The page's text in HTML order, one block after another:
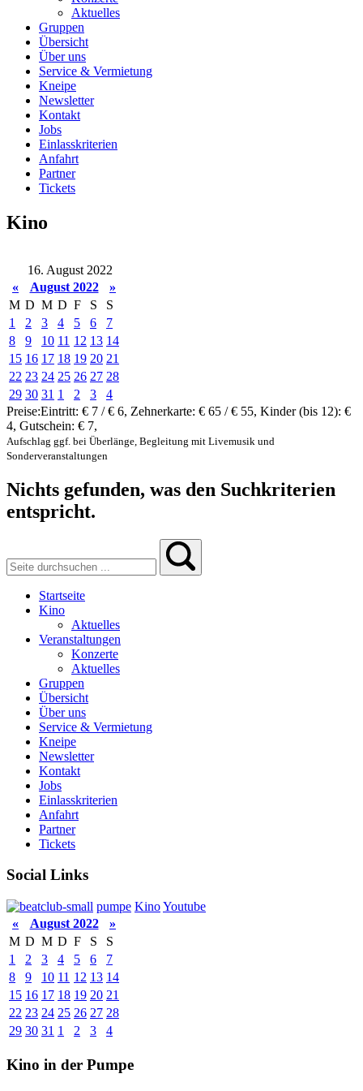
Aktuelles
Gruppen
Übersicht
Über uns
Service & Vermietung
Kneipe
Newsletter
Kontakt
Jobs
Einlasskriterien
Anfahrt
Partner
Tickets
Kino
16. August 2022
«
August 2022
»
M D M D F S
S
1
2 3 4 5 6
7
8
9 10 11 12 13 14
15 16 17 18 19 20 21
22 23 24 25 26 27 28
29 30 31 1 2 3
4
Preise:Eintritt: € 7 / € 6, Zehnerkarte: € 65 / € 55, Kinder (bis 12): €
4, Gutschein: € 7,
Aufschlag ggf. bei Überlänge, Begleitung mit Livemusik und
Sonderveranstaltungen
Nichts gefunden, was den Suchkriterien
entspricht.
Startseite
Kino
Aktuelles
Veranstaltungen
Konzerte
Aktuelles
Gruppen
Übersicht
Über uns
Service & Vermietung
Kneipe
Newsletter
Kontakt
Jobs
Einlasskriterien
Anfahrt
Partner
Tickets
Social Links
pumpe KinoYoutube
«
August 2022
»
M D M D F S
S
1
2 3 4 5 6
7
8
9 10 11 12 13 14
15 16 17 18 19 20 21
22 23 24 25 26 27 28
29 30 31 1 2 3 4
Kino in der Pumpe